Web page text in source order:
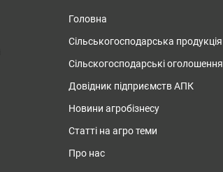
Головна
Сільськогосподарська продукція
Сільскогосподарські оголошення
Довідник підприємств АПК
Новини агробізнесу
Статті на агро теми
Про нас